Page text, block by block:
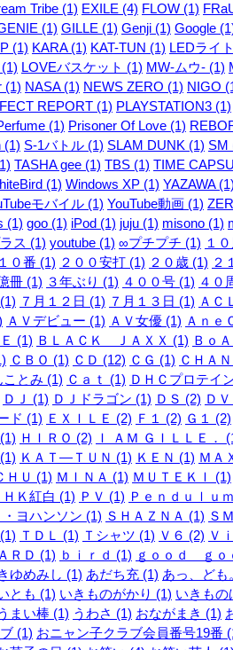
Tribe (1) EXILE (4) FLOW (1)
(1) GILLE (1) Genji (1) Google
(1) KARA (1) KAT-TUN (1) LEDライ
LOVEバスケット (1) MW-ムウ- (1)
(1) NASA (1) NEWS ZERO (1) NIGO
REPORT (1) PLAYSTATION3 (1)
(1) Prisoner Of Love (1)
(1) S-1バトル (1) SLAM DUNK (1) SM
TASHA gee (1) TBS (1) TIME
(1) Windows XP (1) YAZAWA (1)
モバイル (1) YouTube動画 (1)
(1) goo (1) iPod (1) juju (1) misono (1)
ス (1) youtube (1) ∞プチプチ (1) １
０番 (1) ２００安打 (1) ２０歳 (1) ２
冊 (1) ３年ぶり (1) ４００号 (1) ４０
７月１２日 (1) ７月１３日 (1) ＡＣ
ＡＶデビュー (1) ＡＶ女優 (1) Ａｎｅ
(1) ＢＬＡＣＫ ＪＡＸＸ (1) Ｂｏ
ＣＢＯ (1) ＣＤ (12) ＣＧ (1) ＣＨＡ
ことみ (1) Ｃａｔ (1) ＤＨＣプロテイ
ＤＪ (1) ＤＪドラゴン (1) ＤＳ (2) Ｄ
ド (1) ＥＸＩＬＥ (2) Ｆ１ (2) Ｇ１ (2)
ＨＩＲＯ (2) Ｉ ＡＭ ＧＩＬＬＥ．
ＫＡＴ―ＴＵＮ (1) ＫＥＮ (1) ＭＡ
ＨＵ (1) ＭＩＮＡ (1) ＭＵＴＥＫＩ (1)
ＨＫ紅白 (1) ＰＶ (1) Ｐｅｎｄｕｌｕ
・ヨハンソン (1) ＳＨＡＺＮＡ (1) Ｓ
ＴＤＬ (1) Ｔシャツ (1) Ｖ６ (2) Ｖ
ＲＤ (1) ｂｉｒｄ (1) ｇｏｏｄ ｇｏ
ゆめみし (1) あだち充 (1) あっ、ども
とも (1) いきものがかり (1) いきもの
まい棒 (1) うわさ (1) おながまき (1)
(1) おニャン子クラブ会員番号19番